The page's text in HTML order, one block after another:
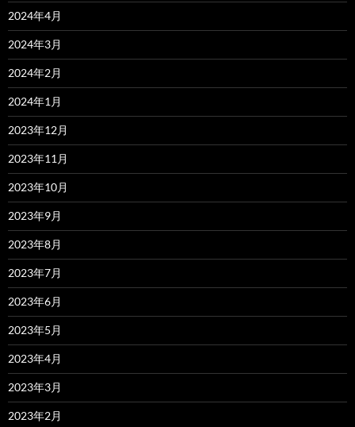
2024年4月
2024年3月
2024年2月
2024年1月
2023年12月
2023年11月
2023年10月
2023年9月
2023年8月
2023年7月
2023年6月
2023年5月
2023年4月
2023年3月
2023年2月